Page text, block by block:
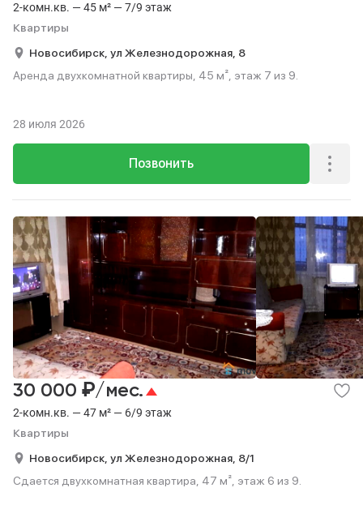
2-комн.кв. — 45 м² — 7/9 этаж
Квартиры
Новосибирск, ул Железнодорожная, 8
Аренда двухкомнатной квартиры, 45 м², этаж 7 из 9.
Позвонить
28 июля 2026
2-комн.кв. — 47 м² — 6/9 этаж
Квартиры
30 000 ₽/мес.
Новосибирск, ул Железнодорожная, 8/1
Сдается двухкомнатная квартира, 47 м², этаж 6 из 9.